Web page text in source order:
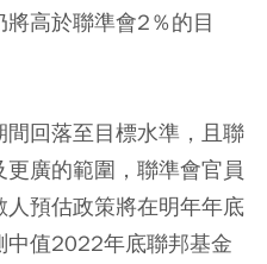
高於聯準會2％的目
回落至目標水準，且聯
廣的範圍，聯準會官員
預估政策將在明年年底
中值2022年底聯邦基金